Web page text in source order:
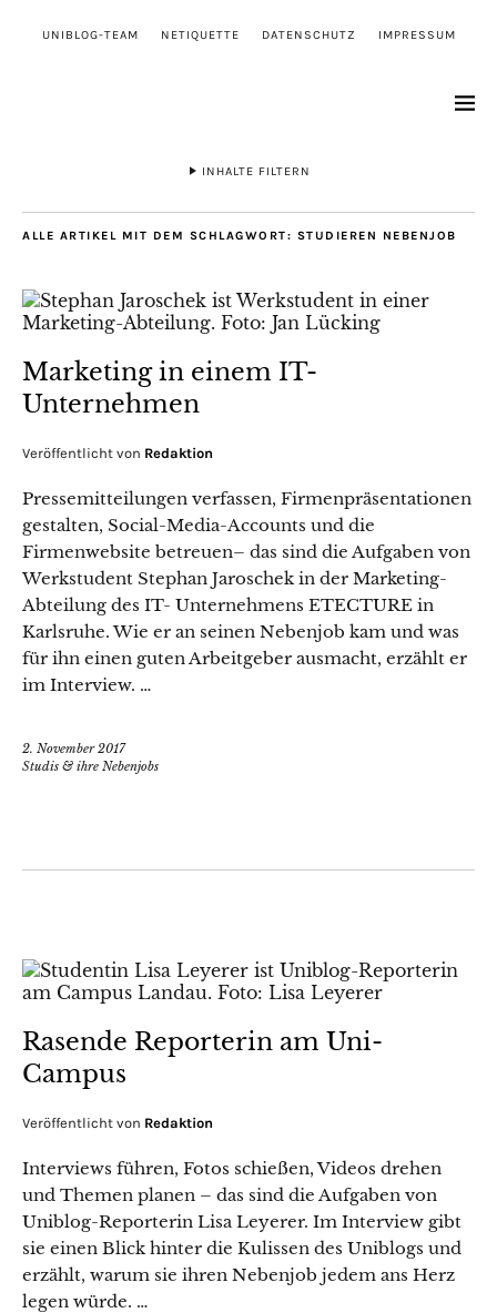
UNIBLOG-TEAM NETIQUETTE DATENSCHUTZ IMPRESSUM
INHALTE FILTERN
ALLE ARTIKEL MIT DEM SCHLAGWORT: STUDIEREN NEBENJOB
Marketing in einem IT-
Unternehmen
Veröffentlicht von Redaktion
Pressemitteilungen verfassen, Firmenpräsentationen
gestalten, Social-Media-Accounts und die
Firmenwebsite betreuen– das sind die Aufgaben von
Werkstudent Stephan Jaroschek in der Marketing-
Abteilung des IT- Unternehmens ETECTURE in
Karlsruhe. Wie er an seinen Nebenjob kam und was
für ihn einen guten Arbeitgeber ausmacht, erzählt er
im Interview. …
2. November 2017
Studis & ihre Nebenjobs
Rasende Reporterin am Uni-
Campus
Veröffentlicht von Redaktion
Interviews führen, Fotos schießen, Videos drehen
und Themen planen – das sind die Aufgaben von
Uniblog-Reporterin Lisa Leyerer. Im Interview gibt
sie einen Blick hinter die Kulissen des Uniblogs und
erzählt, warum sie ihren Nebenjob jedem ans Herz
legen würde. …